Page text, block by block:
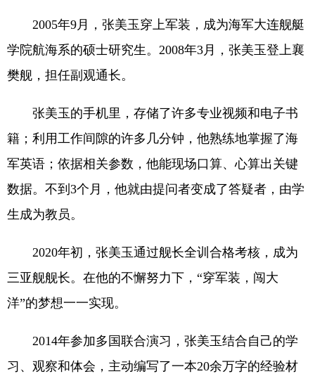
2005年9月，张美玉穿上军装，成为海军大连舰艇
学院航海系的硕士研究生。2008年3月，张美玉登上襄
樊舰，担任副观通长。
张美玉的手机里，存储了许多专业视频和电子书
籍；利用工作间隙的许多几分钟，他熟练地掌握了海
军英语；依据相关参数，他能现场口算、心算出关键
数据。不到3个月，他就由提问者变成了答疑者，由学
生成为教员。
2020年初，张美玉通过舰长全训合格考核，成为
三亚舰舰长。在他的不懈努力下，“穿军装，闯大
洋”的梦想一一实现。
2014年参加多国联合演习，张美玉结合自己的学
习、观察和体会，主动编写了一本20余万字的经验材